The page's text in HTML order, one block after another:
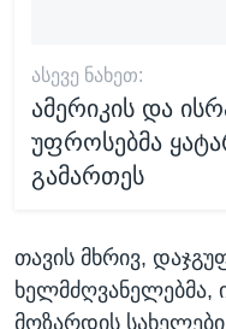
ᲐᲡᲔᲕᲔ ᲜᲐᲮᲔᲗ:
ამერიკის და
უფროსებმა
გამართეს
თავის მხრივ,
ხელმძღვანელებმა,
მოზარდის